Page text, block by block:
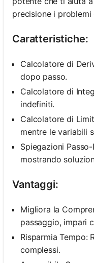
precisione i
Caratteristiche:
Calcolatore di
dopo passo.
Calcolatore di
indefiniti.
Calcolatore di
mentre le variabili
Spiegazioni
mostrando
Vantaggi:
Migliora la
passaggio, impari
Risparmia Tempo:
complessi.